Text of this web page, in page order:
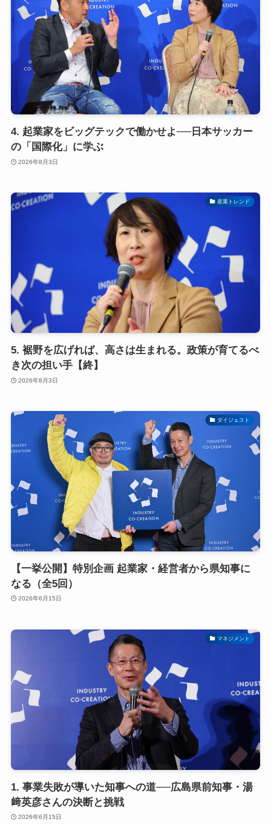
4. 起業家をビッグテックで働かせよ──日本サッカー
の「国際化」に学ぶ
2026年8月3日
産業トレンド
5. 裾野を広げれば、高さは生まれる。政策が育てるべ
き次の担い手【終】
2026年8月3日
ダイジェスト
【一挙公開】特別企画 起業家・経営者から県知事に
なる（全5回）
2026年6月15日
マネジメント
1. 事業失敗が導いた知事への道──広島県前知事・湯
﨑英彦さんの決断と挑戦
2026年6月15日